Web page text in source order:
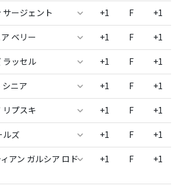
サージェント +1 F +1
ベリー +1 F +1
ラッセル +1 F +1
シニア +1 F +1
リプスキ +1 F +1
ルズ +1 F +1
アン ガルシア ロド
+1 F +1